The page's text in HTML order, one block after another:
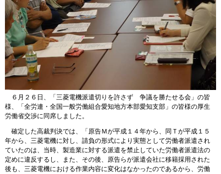
６月２６日、「三菱電機派遣切りを許さず 争議を勝たせる会」の皆
様、「全労連・全国一般労働組合愛知地方本部愛知支部」の皆様の厚生
労働省交渉に同席しました。
確定した高裁判決では、「原告Ｍが平成１４年から、同Ｔが平成１５
年から、三菱電機に対し、請負の形式により実態として労働者派遣され
ていたのは、当時、製造業に対する派遣を禁止していた労働者派遣法の
定めに違反するし、また、その後、原告らが派遣会社に移籍採用された
後も、三菱電機における作業内容に変化はなかったのであるから、労働